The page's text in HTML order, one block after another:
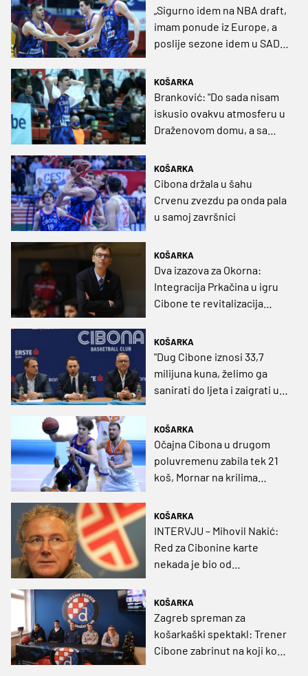
„Sigurno idem na NBA draft,
imam ponude iz Europe, a
poslije sezone idem u SAD
KOŠARKA
Branković: "Do sada nisam
iskusio ovakvu atmosferu u
Draženovom domu, a sa
igrati 40 minuta"
KOŠARKA
Cibona držala u šahu
Crvenu zvezdu pa onda pala
u samoj završnici
KOŠARKA
Dva izazova za Okorna:
Integracija Prkačina u igru
Cibone te revitalizacija
KOŠARKA
"Dug Cibone iznosi 33,7
milijuna kuna, želimo ga
sanirati do ljeta i zaigrati u
KOŠARKA
Očajna Cibona u drugom
poluvremenu zabila tek 21
koš, Mornar na krilima
pobjede
KOŠARKA
INTERVJU – Mihovil Nakić:
Red za Cibonine karte
nekada je bio od
Saloona, a Dinamu će
današnja utakmica biti
lijepo iskustvo
KOŠARKA
Zagreb spreman za
košarkaški spektakl: Trener
Cibone zabrinut na koji koš